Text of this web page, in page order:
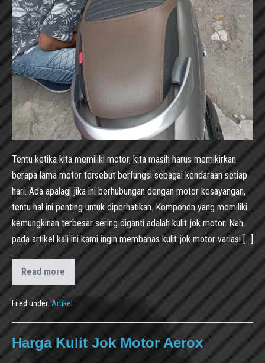
Tentu ketika kita memiliki motor, kita masih harus memikirkan
berapa lama motor tersebut berfungsi sebagai kendaraan setiap
hari. Ada apalagi jika ini berhubungan dengan motor kesayangan,
tentu hal ini penting untuk diperhatikan. Komponen yang memiliki
kemungkinan terbesar sering diganti adalah kulit jok motor. Nah
pada artikel kali ini kami ingin membahas kulit jok motor variasi […]
Read more
Filed under: Artikel
Harga Kulit Jok Motor Aerox